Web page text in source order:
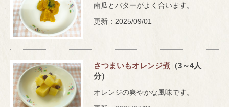
南瓜とバターがよく合います。
更新：2025/09/01
さつまいもオレンジ煮 （3～4人
分）
オレンジの爽やかな風味です。